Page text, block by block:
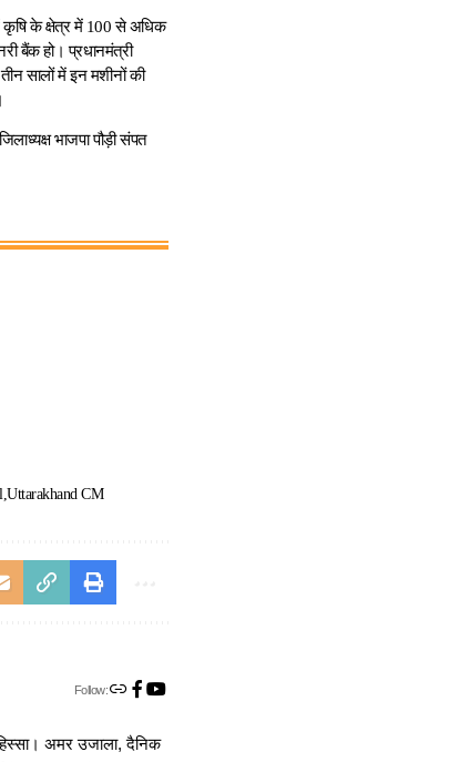
कृषि के क्षेत्र में 100 से अधिक
बैंक हो। प्रधानमंत्री
सालों में इन मशीनों की
भाजपा पौड़ी संपत
Uttarakhand CM
Follow:
अमर उजाला, दैनिक